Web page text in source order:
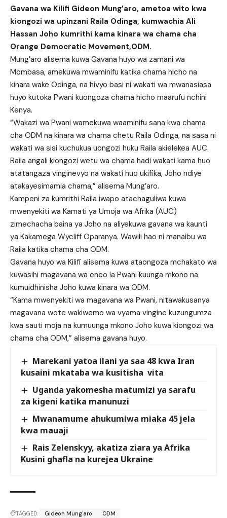
Gavana wa Kilifi Gideon Mung’aro, ametoa wito kwa
kiongozi wa upinzani Raila Odinga, kumwachia Ali
Hassan Joho kumrithi kama kinara wa chama cha
Orange Democratic Movement,ODM.
Mung’aro alisema kuwa Gavana huyo wa zamani wa
Mombasa, amekuwa mwaminifu katika chama hicho na
kinara wake Odinga, na hivyo basi ni wakati wa mwanasiasa
huyo kutoka Pwani kuongoza chama hicho maarufu nchini
Kenya.
“Wakazi wa Pwani wamekuwa waaminifu sana kwa chama
cha ODM na kinara wa chama chetu Raila Odinga, na sasa ni
wakati wa sisi kuchukua uongozi huku Raila akielekea AUC.
Raila angali kiongozi wetu wa chama hadi wakati kama huo
atatangaza vinginevyo na wakati huo ukifika, Joho ndiye
atakayesimamia chama,” alisema Mung’aro.
Kampeni za kumrithi Raila iwapo atachaguliwa kuwa
mwenyekiti wa Kamati ya Umoja wa Afrika (AUC)
zimechacha baina ya Joho na aliyekuwa gavana wa kaunti
ya Kakamega Wycliff Oparanya. Wawili hao ni manaibu wa
Raila katika chama cha ODM.
Gavana huyo wa Kilifi alisema kuwa ataongoza mchakato wa
kuwasihi magavana wa eneo la Pwani kuunga mkono na
kumuidhinisha Joho kuwa kinara wa ODM.
“Kama mwenyekiti wa magavana wa Pwani, nitawakusanya
magavana wote wakiwemo wa vyama vingine kuzungumza
kwa sauti moja na kumuunga mkono Joho kuwa kiongozi wa
chama cha ODM,” alisema gavana huyo.
Marekani yatoa ilani ya saa 48 kwa Iran
kusaini mkataba wa kusitisha vita
Uganda yakomesha matumizi ya sarafu
za kigeni katika manunuzi
Mwanamume ahukumiwa miaka 45 jela
kwa mauaji
Rais Zelenskyy, akatiza ziara ya Afrika
Kusini ghafla na kurejea Ukraine
TAGGED: Gideon Mung'aro ODM